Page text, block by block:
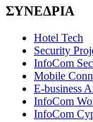
ΣΥΝΕΔΡΙΑ
Hotel Tech
Security
InfoCom
Mobile
E-business
InfoCom
InfoCom